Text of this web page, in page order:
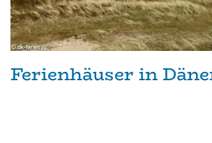
Ferienhäuser in